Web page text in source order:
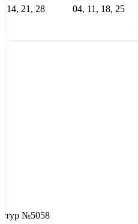
14, 21, 28 04, 11, 18, 25
тур №5058